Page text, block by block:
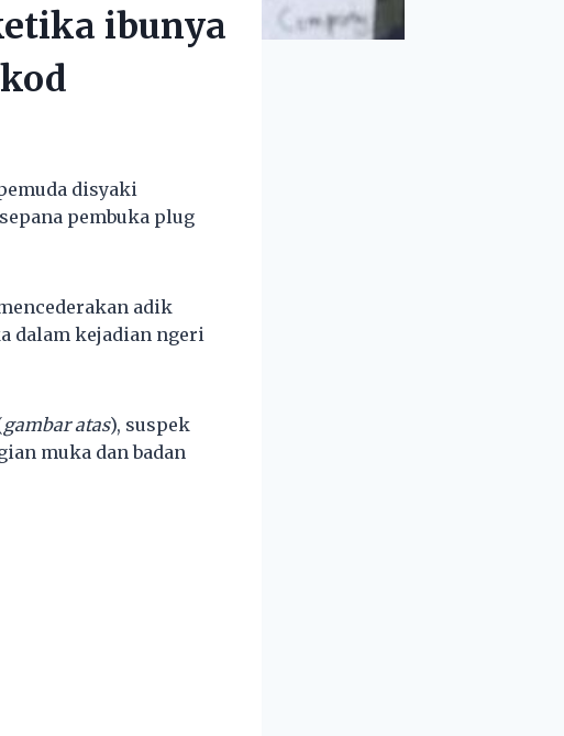
ibunya
disyaki
pembuka plug
adik
dalam kejadian ngeri
gambar atas), suspek
muka dan badan